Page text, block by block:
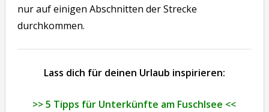
nur auf einigen Abschnitten der Strecke
durchkommen.
Lass dich für deinen Urlaub inspirieren:
>> 5 Tipps für Unterkünfte am Fuschlsee <<